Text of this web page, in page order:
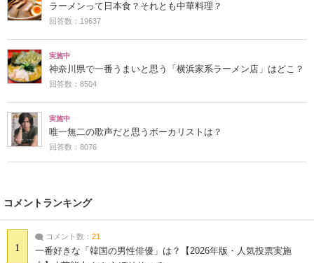
ラーメンって日本食？それとも中華料理？
回答数：19637
実施中
神奈川県で一番うまいと思う「横浜家系ラーメン店」はどこ？
回答数：8504
実施中
唯一無二の歌声だと思うボーカリストは？
回答数：8076
コメントランキング
1
コメント数： 21
一番好きな「韓国の男性俳優」は？【2026年版・人気投票実施